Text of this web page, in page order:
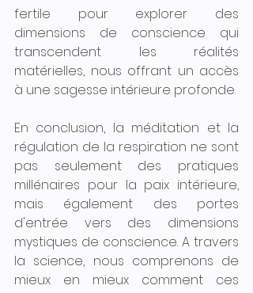
fertile pour explorer des
dimensions de conscience qui
transcendent les réalités
matérielles, nous offrant un accès
à une sagesse intérieure profonde.
En conclusion, la méditation et la
régulation de la respiration ne sont
pas seulement des pratiques
millénaires pour la paix intérieure,
mais également des portes
d'entrée vers des dimensions
mystiques de conscience. A travers
la science, nous comprenons de
mieux en mieux comment ces